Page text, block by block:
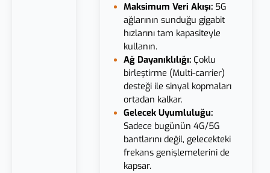
Maksimum Veri Akışı:5G
ağlarının sunduğu gigabit
hızlarını tam kapasiteyle
kullanın.
Ağ Dayanıklılığı: Çoklu
birleştirme (Multi-carrier)
desteği ile sinyal kopmaları
ortadan kalkar.
Gelecek Uyumluluğu:
Sadece bugünün 4G/5G
bantlarını değil, gelecekteki
frekans genişlemelerini de
kapsar.